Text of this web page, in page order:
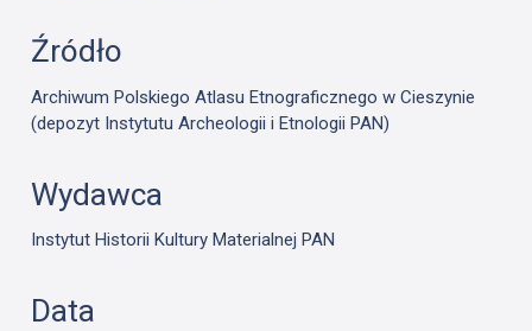
Źródło
Archiwum Polskiego Atlasu Etnograficznego w Cieszynie
(depozyt Instytutu Archeologii i Etnologii PAN)
Wydawca
Instytut Historii Kultury Materialnej PAN
Data